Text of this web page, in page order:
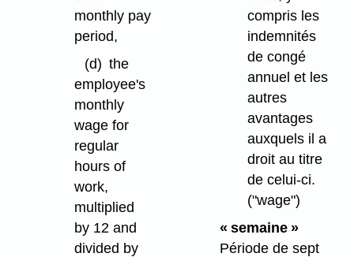
monthly pay
period,
(d) the
employee's
monthly
wage for
regular
hours of
work,
multiplied
by 12 and
divided by
compris les
indemnités
de congé
annuel et les
autres
avantages
auxquels il a
droit au titre
de celui-ci.
("wage")
« semaine »
Période de sept